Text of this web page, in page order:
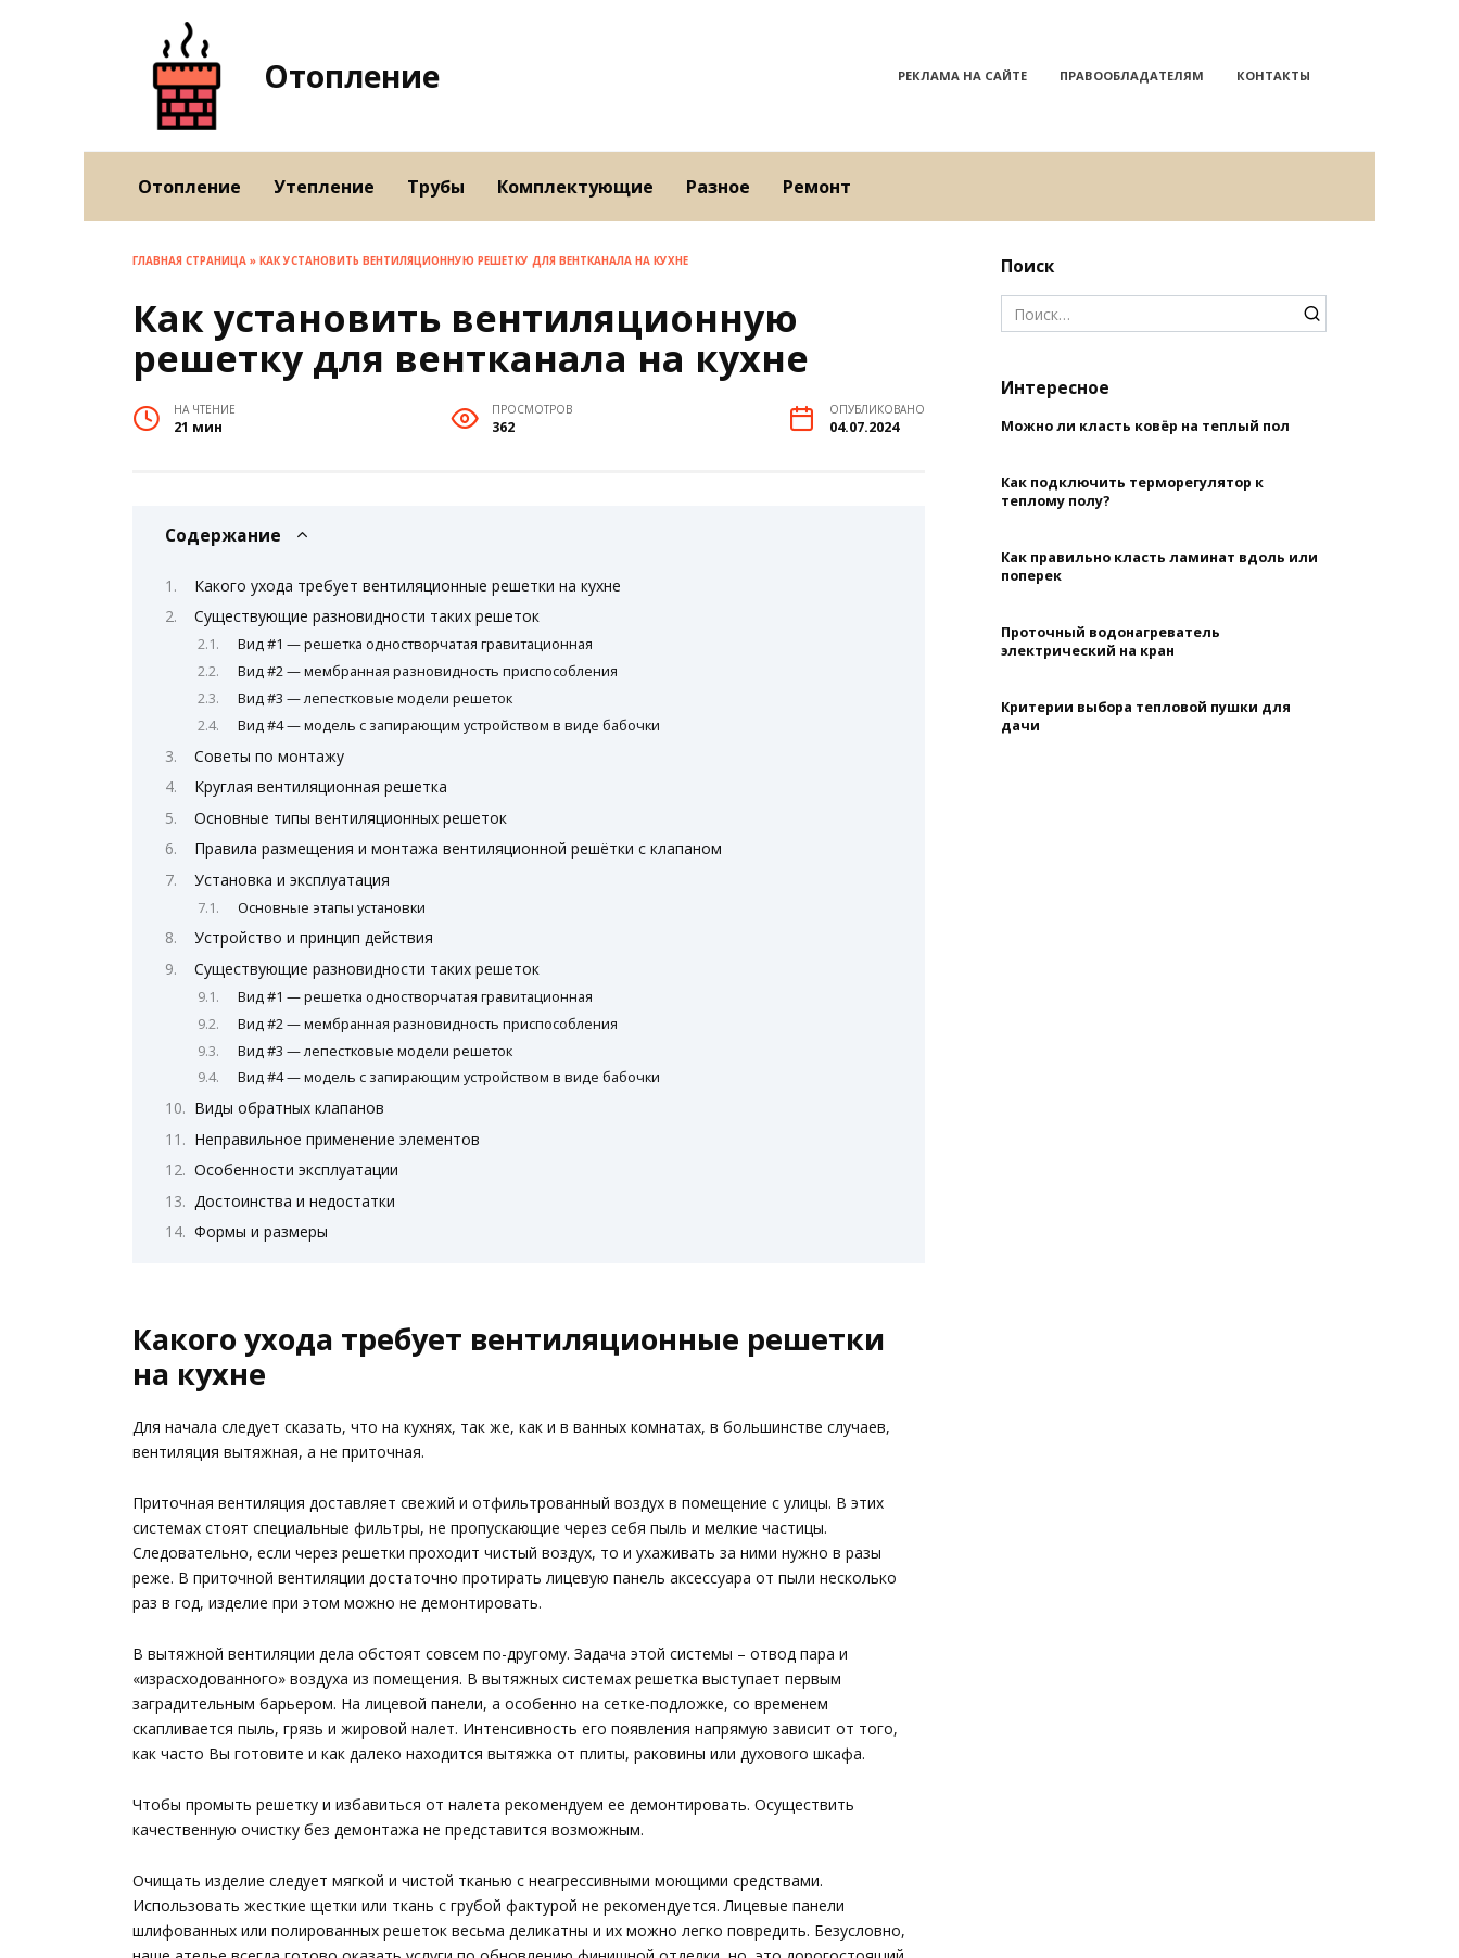
Отопление РЕКЛАМА НА САЙТЕ ПРАВООБЛАДАТЕЛЯМ КОНТАКТЫ
Отопление Утепление Трубы Комплектующие Разное Ремонт
ГЛАВНАЯ СТРАНИЦА » КАК УСТАНОВИТЬ ВЕНТИЛЯЦИОННУЮ РЕШЕТКУ ДЛЯ ВЕНТКАНАЛА НА КУХНЕ
Как установить вентиляционную
решетку для вентканала на кухне
НА ЧТЕНИЕ
21 мин
ПРОСМОТРОВ
362
ОПУБЛИКОВАНО
04.07.2024
Содержание
Какого ухода требует вентиляционные решетки на кухне
Существующие разновидности таких решеток
Вид #1 — решетка одностворчатая гравитационная
Вид #2 — мембранная разновидность приспособления
Вид #3 — лепестковые модели решеток
Вид #4 — модель с запирающим устройством в виде бабочки
Советы по монтажу
Круглая вентиляционная решетка
Основные типы вентиляционных решеток
Правила размещения и монтажа вентиляционной решётки с клапаном
Установка и эксплуатация
Основные этапы установки
Устройство и принцип действия
Существующие разновидности таких решеток
Вид #1 — решетка одностворчатая гравитационная
Вид #2 — мембранная разновидность приспособления
Вид #3 — лепестковые модели решеток
Вид #4 — модель с запирающим устройством в виде бабочки
Виды обратных клапанов
Неправильное применение элементов
Особенности эксплуатации
Достоинства и недостатки
Формы и размеры
Какого ухода требует вентиляционные решетки
на кухне
Для начала следует сказать, что на кухнях, так же, как и в ванных комнатах, в большинстве случаев,
вентиляция вытяжная, а не приточная.
Приточная вентиляция доставляет свежий и отфильтрованный воздух в помещение с улицы. В этих
системах стоят специальные фильтры, не пропускающие через себя пыль и мелкие частицы.
Следовательно, если через решетки проходит чистый воздух, то и ухаживать за ними нужно в разы
реже. В приточной вентиляции достаточно протирать лицевую панель аксессуара от пыли несколько
раз в год, изделие при этом можно не демонтировать.
В вытяжной вентиляции дела обстоят совсем по-другому. Задача этой системы – отвод пара и
«израсходованного» воздуха из помещения. В вытяжных системах решетка выступает первым
заградительным барьером. На лицевой панели, а особенно на сетке-подложке, со временем
скапливается пыль, грязь и жировой налет. Интенсивность его появления напрямую зависит от того,
как часто Вы готовите и как далеко находится вытяжка от плиты, раковины или духового шкафа.
Чтобы промыть решетку и избавиться от налета рекомендуем ее демонтировать. Осуществить
качественную очистку без демонтажа не представится возможным.
Очищать изделие следует мягкой и чистой тканью с неагрессивными моющими средствами.
Использовать жесткие щетки или ткань с грубой фактурой не рекомендуется. Лицевые панели
шлифованных или полированных решеток весьма деликатны и их можно легко повредить. Безусловно,
Поиск
Search
for:
Интересное
Можно ли класть ковёр на теплый пол
Как подключить терморегулятор к
теплому полу?
Как правильно класть ламинат вдоль или
поперек
Проточный водонагреватель
электрический на кран
Критерии выбора тепловой пушки для
дачи